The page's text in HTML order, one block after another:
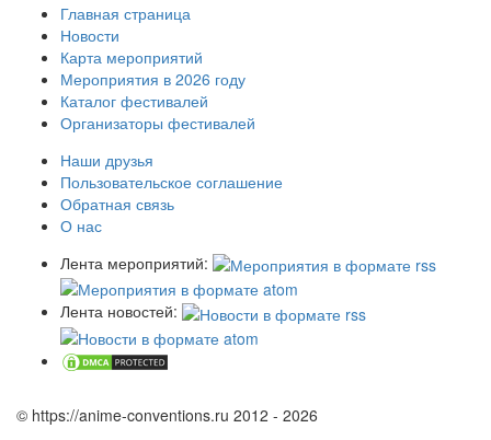
Главная страница
Новости
Карта мероприятий
Мероприятия в 2026 году
Каталог фестивалей
Организаторы фестивалей
Наши друзья
Пользовательское соглашение
Обратная связь
О нас
Лента мероприятий:
Лента новостей:
© https://anime-conventions.ru 2012 - 2026